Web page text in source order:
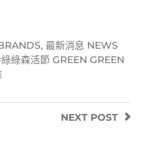
, 最新消息 NEWS
綠綠森活節 GREEN GREEN
NEXT POST